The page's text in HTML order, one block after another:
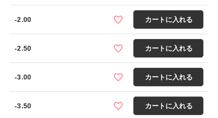
-2.00 カートに入れる
-2.50 カートに入れる
-3.00 カートに入れる
-3.50 カートに入れる